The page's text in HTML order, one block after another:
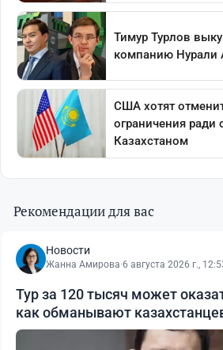
Рекомендации для вас
Новости
Жанна Амирова·6 августа 2026 г.,
Тур за 120 тысяч может
как обманывают